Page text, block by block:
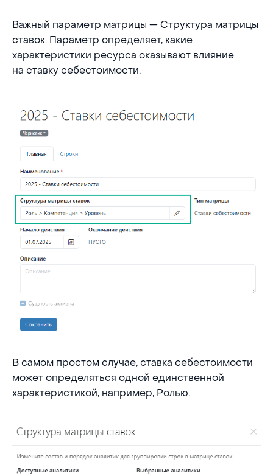
Важный параметр матрицы — Структура матрицы
ставок. Параметр определяет, какие
характеристики ресурса оказывают влияние
на ставку себестоимости.
В самом простом случае, ставка себестоимости
может определяться одной единственной
характеристикой, например, Ролью.